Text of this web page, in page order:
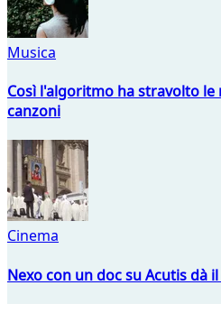
Musica
Così l'algoritmo ha stravolto
canzoni
Cinema
Nexo con un doc su Acutis dà